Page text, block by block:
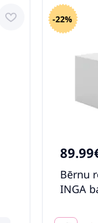
-22%
Bērnu
INGA